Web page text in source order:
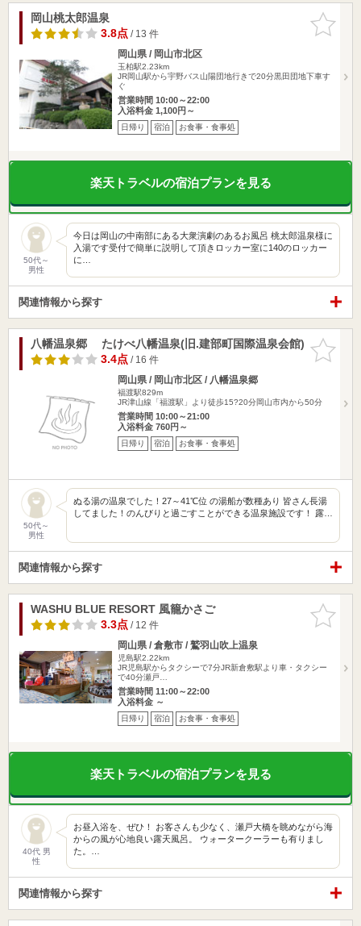
お気に入
りに追加
岡山桃太郎温泉
3.8点/ 13 件
岡山県 / 岡山市北区
玉柏駅2.23km
JR岡山駅から宇野バス山陽団地行きで20分黒田団地下車す
ぐ
営業時間 10:00～22:00
入浴料金 1,100円～
日帰り 宿泊 お食事・食事処
楽天トラベルの宿泊プランを見る
50代～
男性
今日は岡山の中南部にある大衆演劇のあるお風呂 桃太郎温泉様に
入湯です受付で簡単に説明して頂きロッカー室に140のロッカー
に…
関連情報から探す
お気に入
りに追加
八幡温泉郷 たけべ八幡温泉(旧.建部町国際温泉会館)
3.4点/ 16 件
岡山県 / 岡山市北区 / 八幡温泉郷
福渡駅829m
JR津山線「福渡駅」より徒歩15?20分岡山市内から50分
営業時間 10:00～21:00
入浴料金 760円～
日帰り 宿泊 お食事・食事処
50代～
男性
ぬる湯の温泉でした！27～41℃位 の湯船が数種あり 皆さん長湯
してました！のんびりと過ごすことができる温泉施設です！ 露…
関連情報から探す
お気に入
りに追加
WASHU BLUE RESORT 風籠かさご
3.3点/ 12 件
岡山県 / 倉敷市 / 鷲羽山吹上温泉
児島駅2.22km
JR児島駅からタクシーで7分JR新倉敷駅より車・タクシー
で40分瀬戸…
営業時間 11:00～22:00
入浴料金 ～
日帰り 宿泊 お食事・食事処
楽天トラベルの宿泊プランを見る
40代 男
性
お昼入浴を、ぜひ！ お客さんも少なく、瀬戸大橋を眺めながら海
からの風が心地良い露天風呂。 ウォータークーラーも有りまし
た。…
関連情報から探す